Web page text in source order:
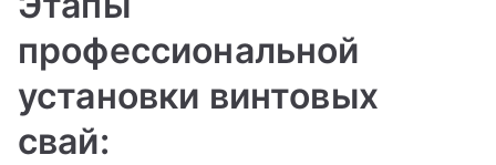
профессиональной
установки винтовых
свай: